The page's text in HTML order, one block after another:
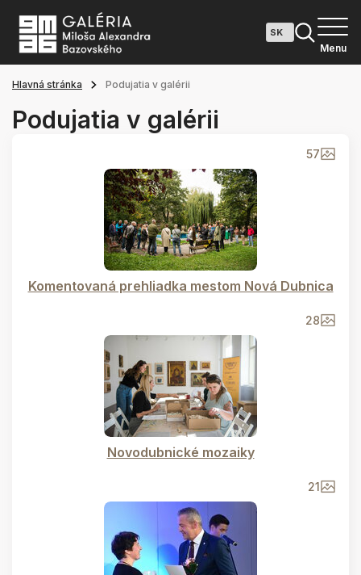
Menu
Hlavná stránka Podujatia v galérii
Podujatia v galérii
57
Komentovaná prehliadka mestom Nová Dubnica
28
Novodubnické mozaiky
21